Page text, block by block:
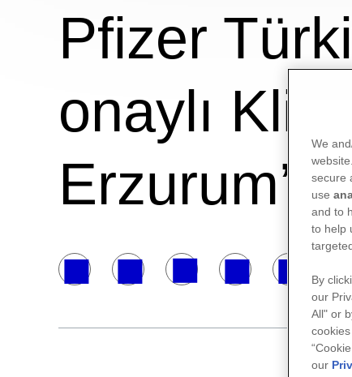
Pfizer
onaylı
We
secure
use
and to
to help
By
our
All" or
our